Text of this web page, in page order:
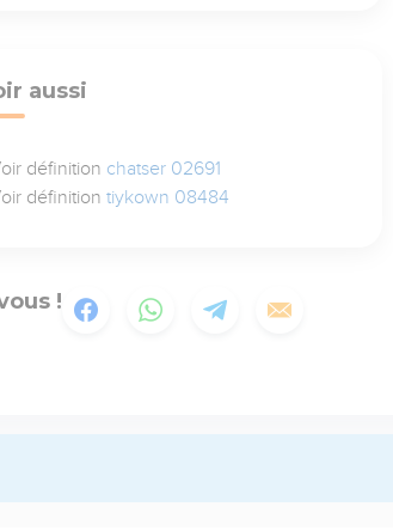
aussi
définition chatser 02691
définition tiykown 08484
!